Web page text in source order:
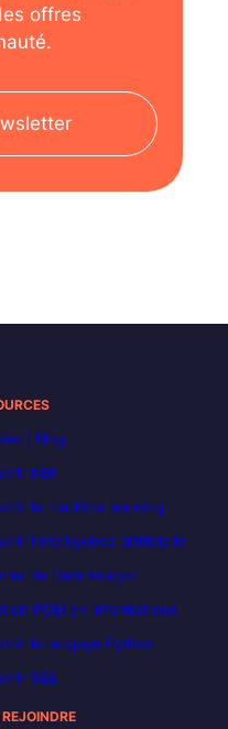
offres
| Blog
n8n
le machine learning
l’intelligence artificielle
de Data Analyst
POEI en informatique
le langage Python
SQL